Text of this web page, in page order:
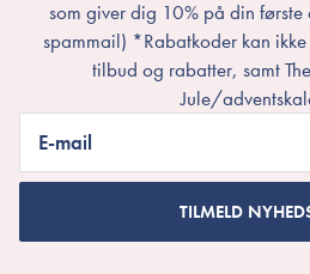
som giver dig 10% på din
spammail) *Rabatkoder kan
tilbud og rabatter, samt
Jule/
E-mail
TILMELD